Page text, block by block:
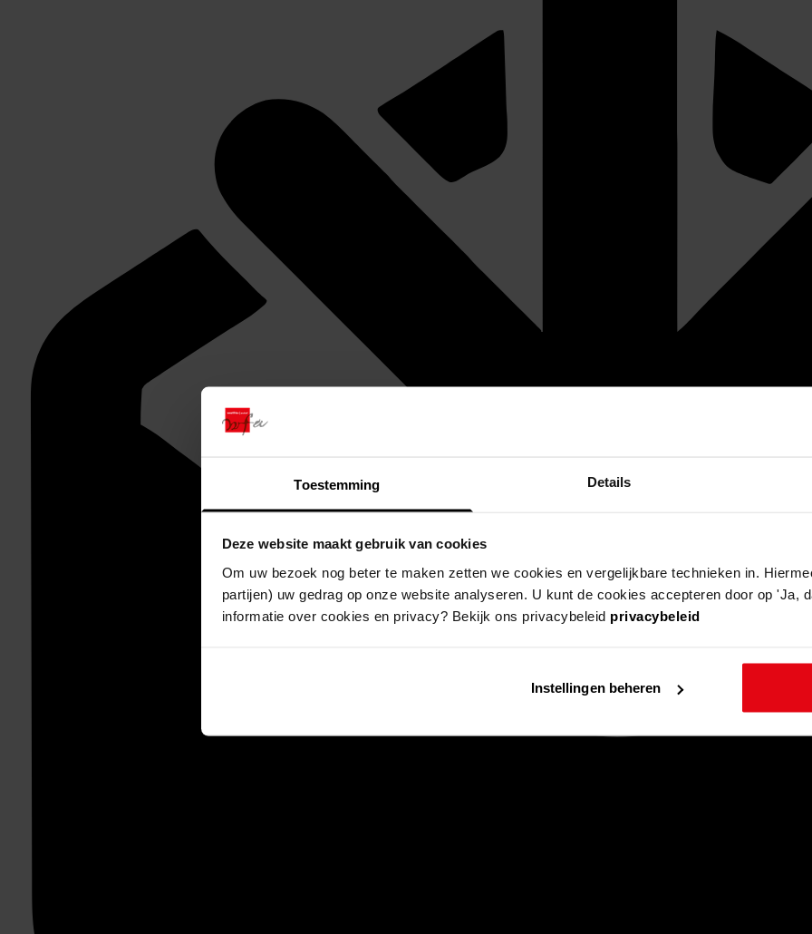
Toestemming Details
Deze website maakt gebruik van cookies
Om uw bezoek nog beter te maken zetten we cookies en vergelijkbare technieken in.
partijen) uw gedrag op onze website analyseren. U kunt de cookies accepteren door op 'Ja,
informatie over cookies en privacy? Bekijk ons privacybeleid privacybeleid
Instellingen beheren